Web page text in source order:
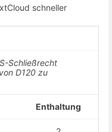
schneller
Schließrecht
D120 zu
Enthaltung